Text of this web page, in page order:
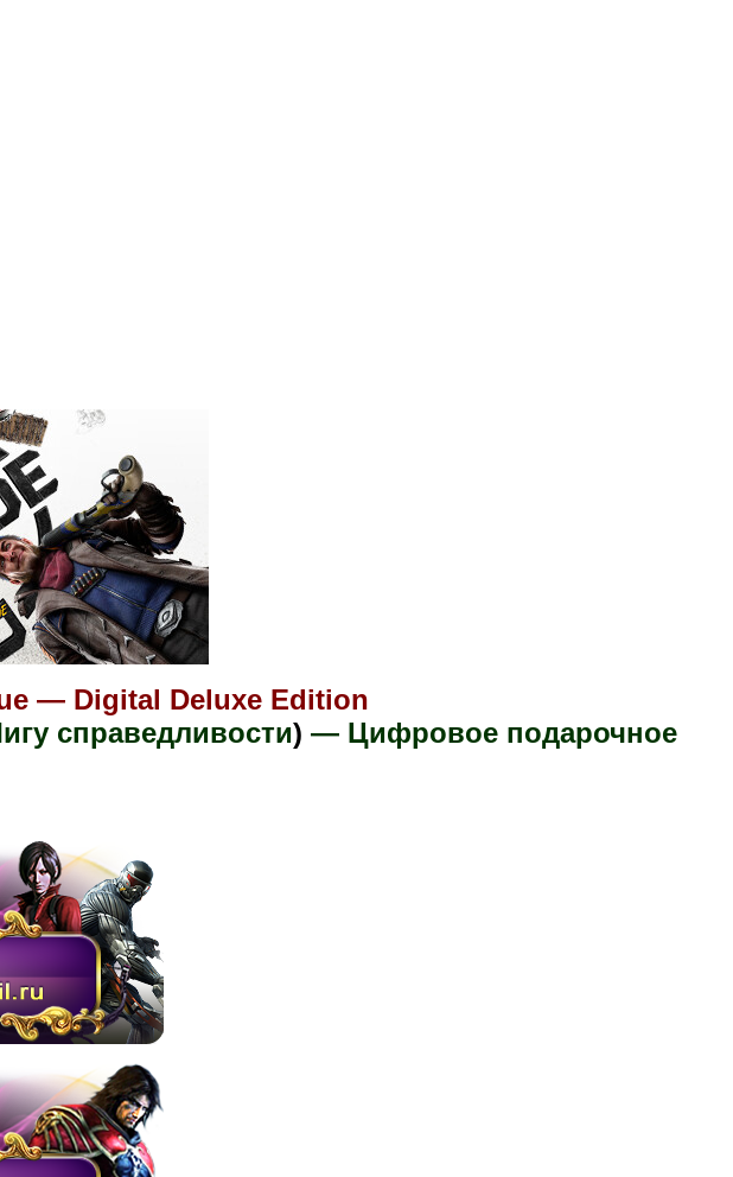
— Digital Deluxe Edition
справедливости) — Цифровое подарочное